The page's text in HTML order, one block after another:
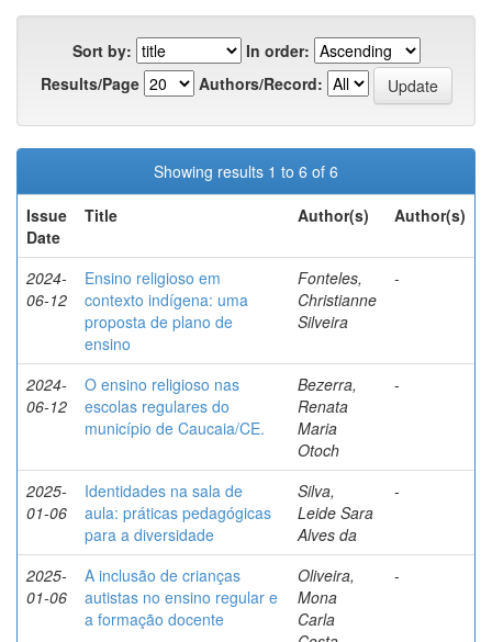
Sort by:
In order:
Results/Page
Authors/Record:
Showing results 1 to 6 of 6
Issue
Date
Title Author(s) Author(s)
2024-
06-12
Ensino religioso em
contexto indígena: uma
proposta de plano de
ensino
Fonteles,
Christianne
Silveira
-
2024-
06-12
O ensino religioso nas
escolas regulares do
município de Caucaia/CE.
Bezerra,
Renata
Maria
Otoch
-
2025-
01-06
Identidades na sala de
aula: práticas pedagógicas
para a diversidade
Silva,
Leide Sara
Alves da
-
2025-
01-06
A inclusão de crianças
autistas no ensino regular e
a formação docente
Oliveira,
Mona
Carla
-